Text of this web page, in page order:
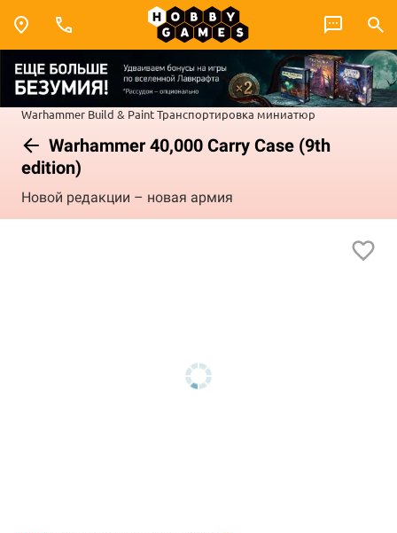
Warhammer Build & PaintТранспортировка миниатюр
Warhammer 40,000 Carry Case (9th
edition)
Новой редакции – новая армия